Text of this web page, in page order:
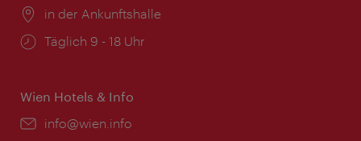
Ort:
in der Ankunftshalle
Öffnungszeiten:
Täglich 9 - 18 Uhr
Wien Hotels & Info
Email:
info@wien.info